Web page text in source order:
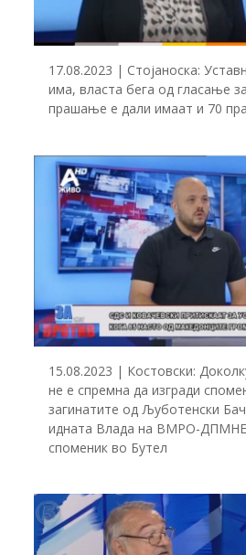
17.08.2023 | Стојаноска:
има, власта бега од гласање
прашање е дали имаат и 70
15.08.2023 | Костовски:
не е спремна да изгради
загинатите од Љуботенски
идната Влада на ВМРО-ДПМНЕ
споменик во Бутел